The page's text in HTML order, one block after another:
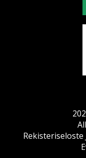
Rekisteriseloste